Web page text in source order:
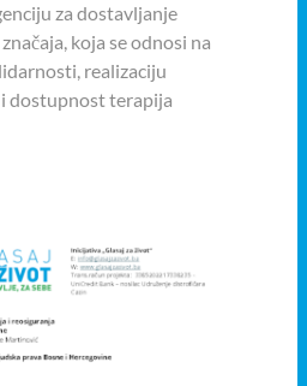
za dostavljanje
koja se odnosi na
realizaciju
dostupnost terapija